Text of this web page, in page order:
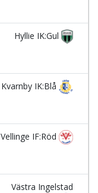
Hyllie IK:Gul
Kvarnby IK:Blå
Vellinge IF:Röd
Västra Ingelstad